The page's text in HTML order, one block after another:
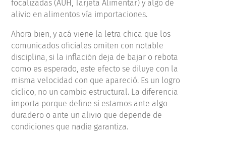
focalizadas (AUH, Tarjeta Alimentar) y algo de
alivio en alimentos vía importaciones.
Ahora bien, y acá viene la letra chica que los
comunicados oficiales omiten con notable
disciplina, si la inflación deja de bajar o rebota
como es esperado, este efecto se diluye con la
misma velocidad con que apareció. Es un logro
cíclico, no un cambio estructural. La diferencia
importa porque define si estamos ante algo
duradero o ante un alivio que depende de
condiciones que nadie garantiza.